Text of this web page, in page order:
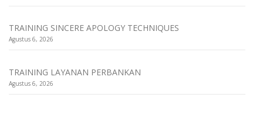
TRAINING SINCERE APOLOGY TECHNIQUES
Agustus 6, 2026
TRAINING LAYANAN PERBANKAN
Agustus 6, 2026